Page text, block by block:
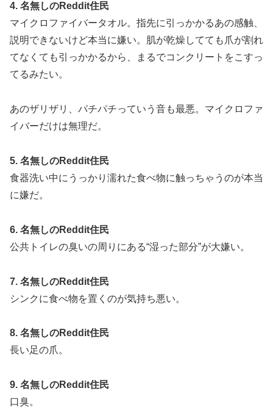
4. 名無しのReddit住民
マイクロファイバータオル。指先に引っかかるあの感触、
説明できないけど本当に嫌い。肌が乾燥してても爪が割れ
てなくても引っかかるから、まるでコンクリートをこすっ
てるみたい。
あのザリザリ、パチパチっていう音も最悪。マイクロファ
イバーだけは無理だ。
5. 名無しのReddit住民
食器洗い中にうっかり濡れた食べ物に触っちゃうのが本当
に嫌だ。
6. 名無しのReddit住民
公共トイレの臭いの周りにある“湿った部分”が大嫌い。
7. 名無しのReddit住民
シンクに食べ物を置くのが気持ち悪い。
8. 名無しのReddit住民
長い足の爪。
9. 名無しのReddit住民
口臭。